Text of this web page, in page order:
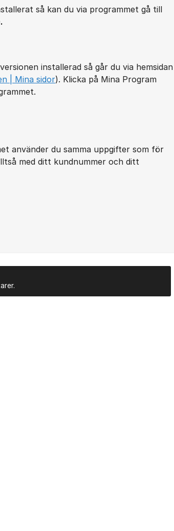
så kan du via programmet gå till
installerad så går du via hemsidan
| Mina sidor). Klicka på Mina Program
använder du samma uppgifter som för
med ditt kundnummer och ditt